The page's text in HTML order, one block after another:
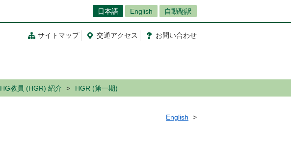
日本語 English 自動翻訳
サイトマップ 交通アクセス お問い合わせ
HG教員 (HGR) 紹介 HGR (第一期)
English